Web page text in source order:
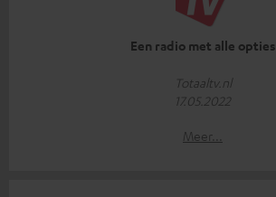
Een radio met alle opties
Totaaltv.nl
17.05.2022
Meer...